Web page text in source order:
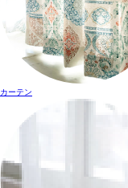
カーテン